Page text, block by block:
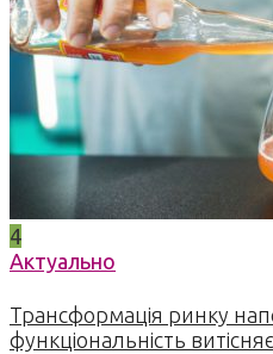
4
Актуально
Трансформація ринку
функціональність